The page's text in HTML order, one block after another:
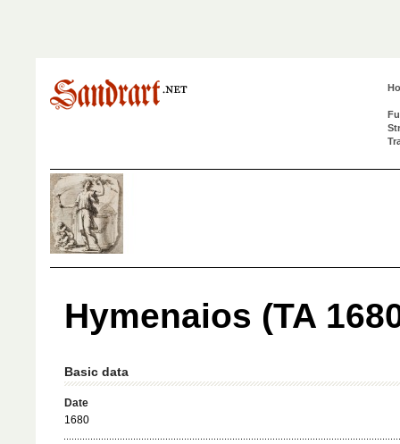
Hymenaios (TA
Basic data
Date
1680